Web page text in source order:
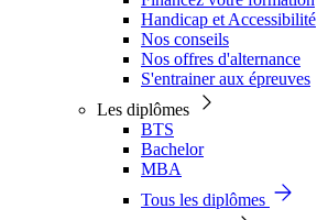
Handicap et Accessibilité
Nos conseils
Nos offres d'alternance
S'entrainer aux épreuves
Les diplômes
BTS
Bachelor
MBA
Tous les diplômes